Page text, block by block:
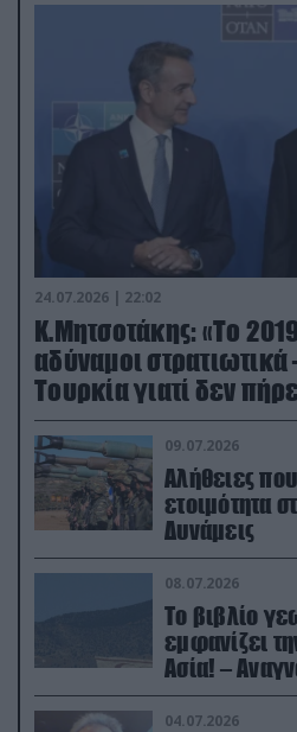
24.07.2026 | 22:02
Κ.Μητσοτάκης: «Το
αδύναμοι στρατιωτικά
Τουρκία γιατί δεν
(βίντεο)
09.07.2026
Αλήθειες
ετοιμότητα
Δυνάμεις
08.07.2026
Το βιβλίο
εμφανίζει
Ασία! –
04.07.2026